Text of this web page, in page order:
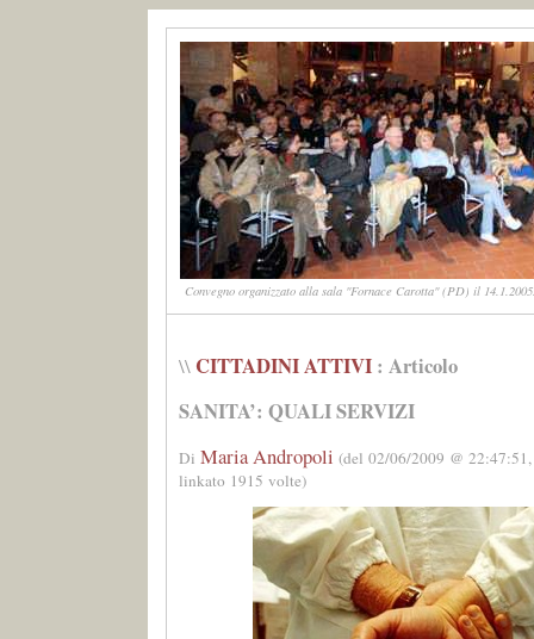
Convegno organizzato alla sala "Fornace Carotta" (PD) il
\\ CITTADINI ATTIVI : Articolo
SANITA’: QUALI SERVIZI
Di Maria Andropoli (del 02/06/2009 @
linkato 1915 volte)